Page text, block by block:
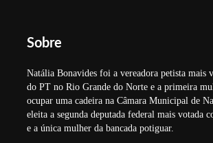
Sobre
Natália Bonavides foi a vereadora petista mais
do PT no Rio Grande do Norte e a primeira
ocupar uma cadeira na Câmara Municipal de
eleita a segunda deputada federal mais votada
e a única mulher da bancada potiguar.